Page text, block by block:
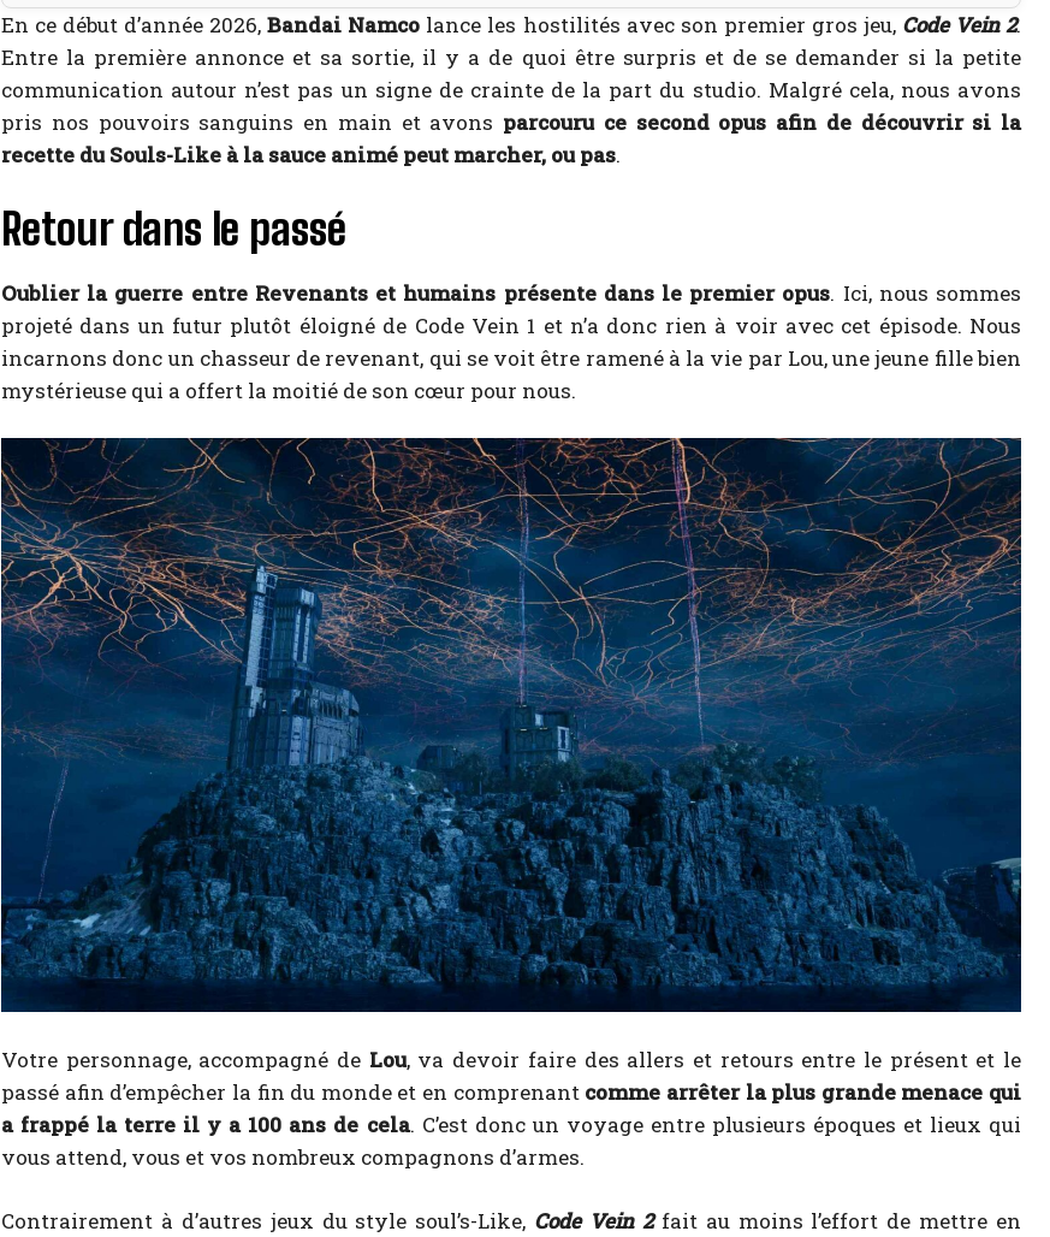
En ce début d’année 2026,Bandai Namco lance les hostilités avec son premier gros jeu, Code Vein 2.
Entre la première annonce et sa sortie, il y a de quoi être surpris et de se demander si la petite
communication autour n’est pas un signe de crainte de la part du studio. Malgré cela, nous avons
pris nos pouvoirs sanguins en main et avons parcouru ce second opus afin de découvrir si la
recette du Souls-Like à la sauce animé peut marcher, ou pas.
Retour dans le passé
Oublier la guerre entre Revenants et humains présente dans le premier opus. Ici, nous sommes
projeté dans un futur plutôt éloigné de Code Vein 1 et n’a donc rien à voir avec cet épisode. Nous
incarnons donc un chasseur de revenant, qui se voit être ramené à la vie par Lou, une jeune fille bien
mystérieuse qui a offert la moitié de son cœur pour nous.
Votre personnage, accompagné de Lou, va devoir faire des allers et retours entre le présent et le
passé afin d’empêcher la fin du monde et en comprenant comme arrêter la plus grande menace qui
a frappé la terre il y a 100 ans de cela. C’est donc un voyage entre plusieurs époques et lieux qui
vous attend, vous et vos nombreux compagnons d’armes.
Contrairement à d’autres jeux du style soul’s-Like, Code Vein 2fait au moins l’effort de mettre en